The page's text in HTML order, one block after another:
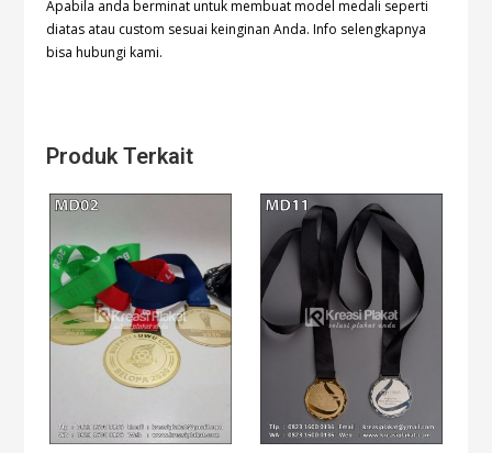
Apabila anda berminat untuk membuat model medali seperti
diatas atau custom sesuai keinginan Anda. Info selengkapnya
bisa hubungi kami.
Produk Terkait